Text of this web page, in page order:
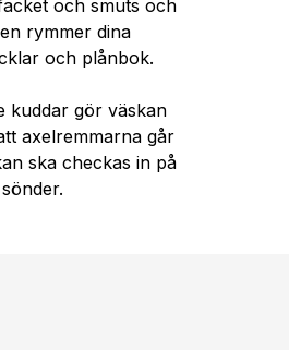
och smuts och
rymmer dina
och plånbok.
kuddar gör väskan
axelremmarna går
ska checkas in på